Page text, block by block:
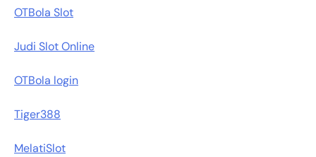
OTBola Slot
Judi Slot Online
OTBola login
Tiger388
MelatiSlot